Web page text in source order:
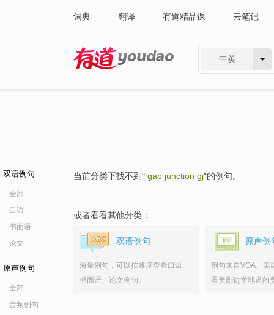
词典 翻译 有道精品课 云笔记
中英
双语例句
全部
口语
书面语
论文
原声例句
全部
音频例句
当前分类下找不到" gap junction gj"的例句。
或者看看其他分类：
双语例句
海量例句，可以按难度查看口语、
书面语、论文例句。
原声例
例句来自VOA、美
看美剧边学地道的